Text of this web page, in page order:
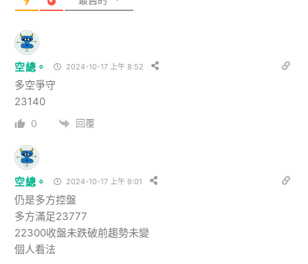
空總。 2024-10-17 上午 8:52
多空爭守
23140
0 回覆
空總。 2024-10-17 上午 9:01
仍是多方控盤
多方滿足23777
22300收盤未跌破前趨勢未變
個人看法